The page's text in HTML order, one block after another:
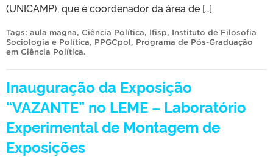
(UNICAMP), que é coordenador da área de […]
Tags: aula magna, Ciência Política, Ifisp, Instituto de Filosofia
Sociologia e Política, PPGCpol, Programa de Pós-Graduação
em Ciência Política.
Inauguração da Exposição
“VAZANTE” no LEME – Laboratório
Experimental de Montagem de
Exposições